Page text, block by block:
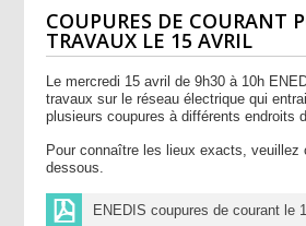
COUPURES DE COURANT
TRAVAUX LE 15 AVRIL
Le mercredi 15 avril de 9h30 à 10h
travaux sur le réseau électrique qui
plusieurs coupures à différents endroits
Pour connaître les lieux exacts, veuillez
dessous.
ENEDIS coupures de courant le